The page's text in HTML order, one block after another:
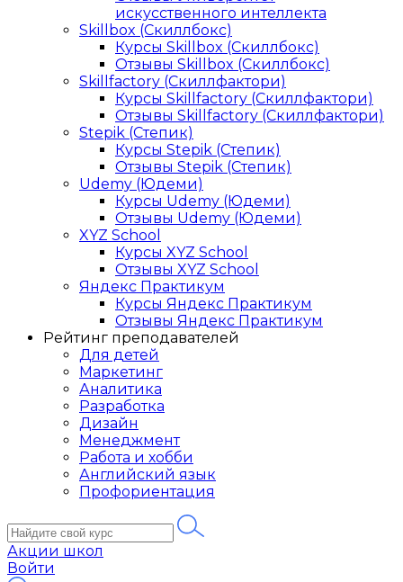
искусственного интеллекта
Skillbox (Скиллбокс)
Курсы Skillbox (Скиллбокс)
Отзывы Skillbox (Скиллбокс)
Skillfactory (Скиллфактори)
Курсы Skillfactory (Скиллфактори)
Отзывы Skillfactory (Скиллфактори)
Stepik (Степик)
Курсы Stepik (Степик)
Отзывы Stepik (Степик)
Udemy (Юдеми)
Курсы Udemy (Юдеми)
Отзывы Udemy (Юдеми)
XYZ School
Курсы XYZ School
Отзывы XYZ School
Яндекс Практикум
Курсы Яндекс Практикум
Отзывы Яндекс Практикум
Рейтинг преподавателей
Для детей
Маркетинг
Аналитика
Разработка
Дизайн
Менеджмент
Работа и хобби
Английский язык
Профориентация
Акции школ
Войти